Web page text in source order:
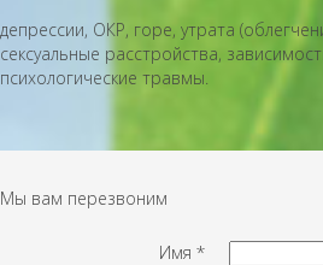
депрессии, ОКР, горе, утрата
сексуальные расстройства,
психологические травмы.
Мы вам перезвоним
Имя*